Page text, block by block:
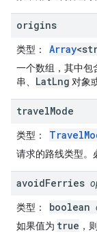
origins
类型 ： Array
一个数组，其中包
串、 LatLng 对象
travelMode
类型 ：
请求的路线类型。
avoidFerries
类型 ： boolean
如果值为 true ，